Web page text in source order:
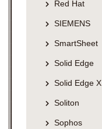
Red Hat
SIEMENS
SmartSheet
Solid Edge
Solid Edge X
Soliton
Sophos